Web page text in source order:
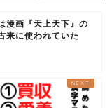
漫画『天上天下』の
来に使われていた